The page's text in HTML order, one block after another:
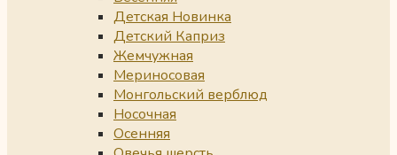
Детская Новинка
Детский Каприз
Жемчужная
Мериносовая
Монгольский верблюд
Носочная
Осенняя